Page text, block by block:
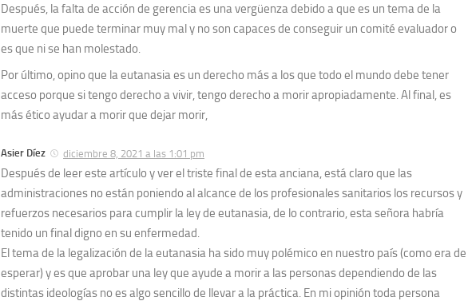
Después, la falta de acción de gerencia es una vergüenza debido a que es un tema de la
muerte que puede terminar muy mal y no son capaces de conseguir un comité evaluador o
es que ni se han molestado.
Por último, opino que la eutanasia es un derecho más a los que todo el mundo debe tener
acceso porque si tengo derecho a vivir, tengo derecho a morir apropiadamente. Al final, es
más ético ayudar a morir que dejar morir,
Asier Díez diciembre 8, 2021 a las 1:01 pm
Después de leer este artículo y ver el triste final de esta anciana, está claro que las
administraciones no están poniendo al alcance de los profesionales sanitarios los recursos y
refuerzos necesarios para cumplir la ley de eutanasia, de lo contrario, esta señora habría
tenido un final digno en su enfermedad.
El tema de la legalización de la eutanasia ha sido muy polémico en nuestro país (como era de
esperar) y es que aprobar una ley que ayude a morir a las personas dependiendo de las
distintas ideologías no es algo sencillo de llevar a la práctica. En mi opinión toda persona